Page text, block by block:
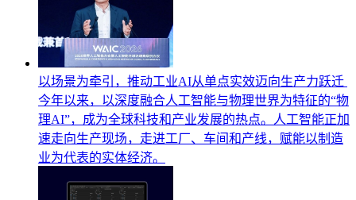
以场景为牵引，推动工业AI从单点实效迈向生产力跃迁
今年以来，以深度融合人工智能与物理世界为特征的“物
理AI”，成为全球科技和产业发展的热点。人工智能正加
速走向生产现场，走进工厂、车间和产线，赋能以制造
业为代表的实体经济。